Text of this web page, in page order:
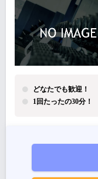
どなたでも歓迎！
1回たったの30分！